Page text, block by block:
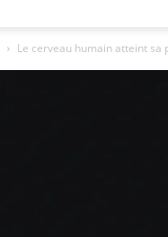
Le cerveau humain atteint sa